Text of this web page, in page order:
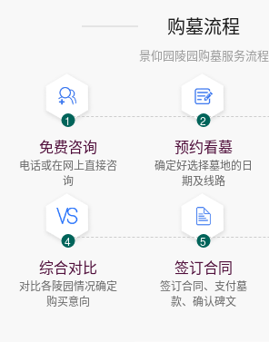
购墓流程
景仰园陵园购墓服务流程
1
免费咨询
电话或在网上直接咨
询
2
预约看墓
确定好选择墓地的日
期及线路
4
综合对比
对比各陵园情况确定
购买意向
5
签订合同
签订合同、支付墓
款、确认碑文